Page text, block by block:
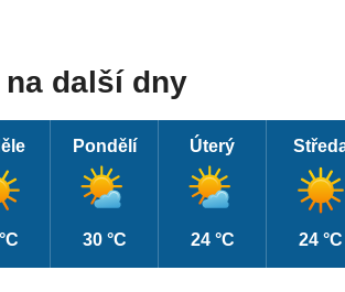
další dny
Pondělí
30 °C
Úterý
24 °C 24 °C